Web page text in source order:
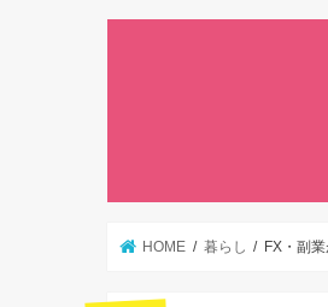
HOME 暮らし FX・副